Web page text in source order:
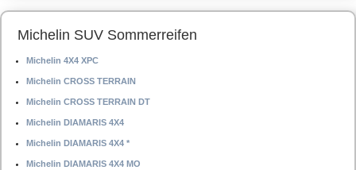
Michelin SUV Sommerreifen
Michelin 4X4 XPC
Michelin CROSS TERRAIN
Michelin CROSS TERRAIN DT
Michelin DIAMARIS 4X4
Michelin DIAMARIS 4X4 *
Michelin DIAMARIS 4X4 MO